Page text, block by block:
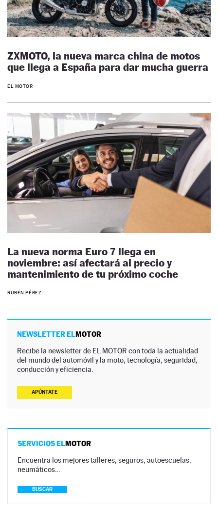
ZXMOTO, la nueva marca china de motos
que llega a España para dar mucha guerra
EL MOTOR
La nueva norma Euro 7 llega en
noviembre: así afectará al precio y
mantenimiento de tu próximo coche
RUBÉN PÉREZ
NEWSLETTER ELMOTOR
Recibe la newsletter de EL MOTOR con toda la actualidad
del mundo del automóvil y la moto, tecnología, seguridad,
conducción y eficiencia.
APÚNTATE
SERVICIOS ELMOTOR
Encuentra los mejores talleres, seguros, autoescuelas,
neumáticos…
BUSCAR